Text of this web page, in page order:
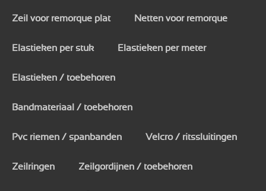
Zeil voor remorque plat Netten voor remorque
Elastieken per stuk Elastieken per meter
Elastieken / toebehoren
Bandmateriaal / toebehoren
Pvc riemen / spanbanden Velcro / ritssluitingen
Zeilringen Zeilgordijnen / toebehoren